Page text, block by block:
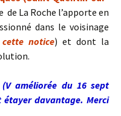
de La Roche l’apporte en
dans le voisinage
notice) et dont la
améliorée du 16 sept
étayer davantage. Merci